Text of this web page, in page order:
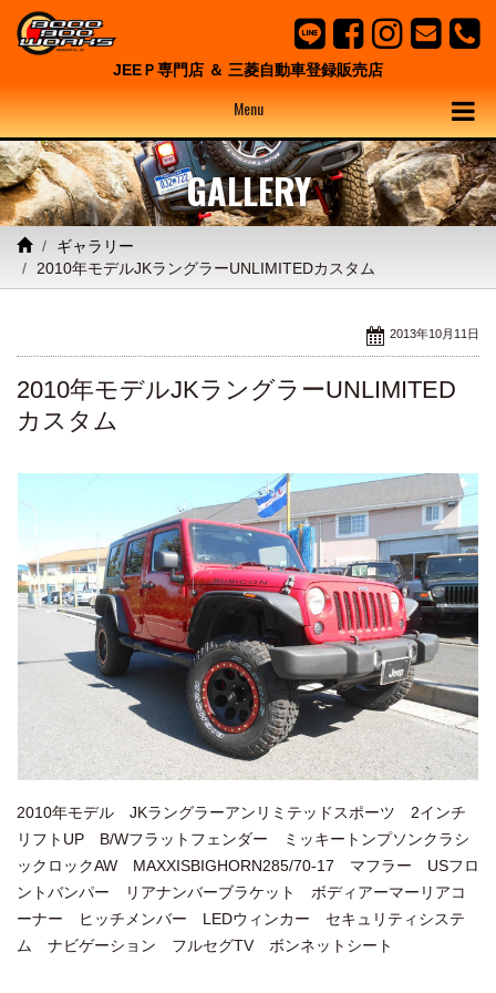
JEEＰ専門店 ＆ 三菱自動車登録販売店
Menu
GALLERY
ギャラリー
2010年モデルJKラングラーUNLIMITEDカスタム
2013年10月11日
2010年モデルJKラングラーUNLIMITED
カスタム
2010年モデル JKラングラーアンリミテッドスポーツ 2インチ
リフトUP B/Wフラットフェンダー ミッキートンプソンクラシ
ックロックAW MAXXISBIGHORN285/70-17 マフラー USフロ
ントバンパー リアナンバーブラケット ボディアーマーリアコ
ーナー ヒッチメンバー LEDウィンカー セキュリティシステ
ム ナビゲーション フルセグTV ボンネットシート